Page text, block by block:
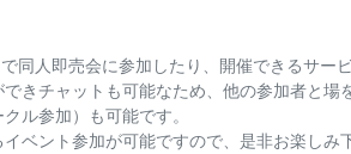
同人即売会に参加したり、開催できるサービ
きチャットも可能なため、他の参加者と場
ル参加）も可能です。
ベント参加が可能ですので、是非お楽しみ